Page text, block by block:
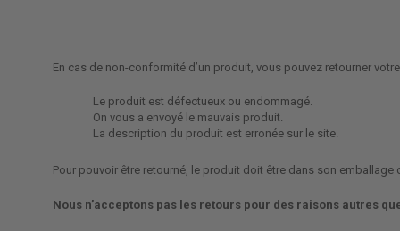
En cas de non-conformité d’un produit, vous pouvez retourner
Le produit est défectueux ou endommagé.
On vous a envoyé le mauvais produit.
La description du produit est erronée sur le site.
Pour pouvoir être retourné, le produit doit être dans son
Nous n’acceptons pas les retours pour des raisons autres